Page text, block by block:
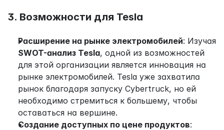
3. Возможности для Tesla
Расширение на рынке электромобилей
SWOT-анализ Tesla, одной из возможностей
для этой организации является инновация на
рынке электромобилей. Tesla уже захватила
рынок благодаря запуску Cybertruck, но ей
необходимо стремиться к большему, чтобы
оставаться на вершине.
Создание доступных по цене продуктов: